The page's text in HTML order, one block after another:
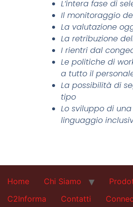
L’intera fase di
Il monitoraggio
La valutazione
La retribuzione
I rientri dal
Le politiche di
a tutto il
La possibilità di
tipo
Lo sviluppo di
linguaggio
Home Chi Siamo
C2Informa
Contatti